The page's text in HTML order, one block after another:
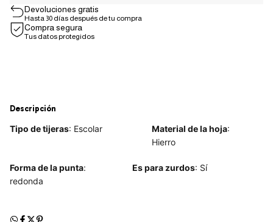
Devoluciones gratis
Hasta 30 días después de tu compra
Compra segura
Tus datos protegidos
Descripción
Tipo de tijeras: Escolar Material de la hoja:
Hierro
Forma de la punta:
redonda
Es para zurdos: Sí